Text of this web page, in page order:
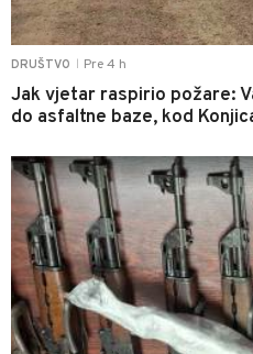
DRUŠTVO Pre 4 h
Jak vjetar raspirio požare:
do asfaltne baze, kod